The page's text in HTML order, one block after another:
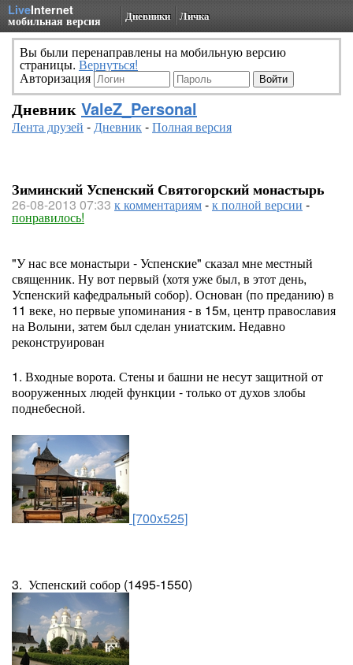
LiveInternet
мобильная версия Дневники Личка
Вы были перенаправлены на мобильную версию
страницы. Вернуться!
Авторизация
Дневник ValeZ_Personal
Лента друзей -Дневник-Полная версия
Зиминский Успенский Святогорский монастырь
26-08-2013 07:33 к комментариям-к полной версии -
понравилось!
"У нас все монастыри - Успенские" сказал мне местный
священник. Ну вот первый (хотя уже был, в этот день,
Успенский кафедральный собор). Основан (по преданию) в
11 веке, но первые упоминания - в 15м, центр православия
на Волыни, затем был сделан униатским. Недавно
реконструирован
1. Входные ворота. Стены и башни не несут защитной от
вооруженных людей функции - только от духов злобы
поднебесной.
[700x525]
3. Успенский собор (1495-1550)